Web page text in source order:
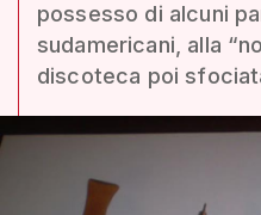
possesso di alcuni
sudamericani, alla
discoteca poi